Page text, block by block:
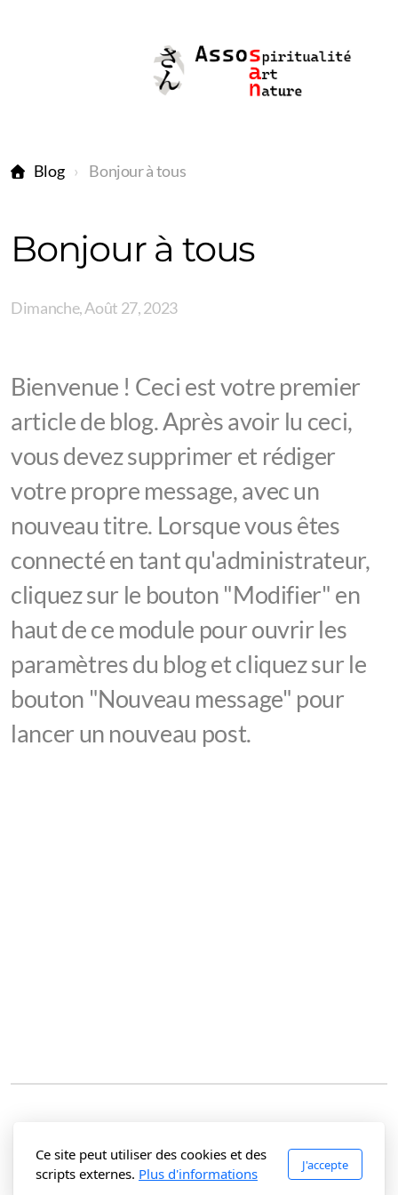
Blog Bonjour à tous
Bonjour à tous
Dimanche, Août 27, 2023
Bienvenue ! Ceci est votre premier
article de blog. Après avoir lu ceci,
vous devez supprimer et rédiger
votre propre message, avec un
nouveau titre. Lorsque vous êtes
connecté en tant qu'administrateur,
cliquez sur le bouton "Modifier" en
haut de ce module pour ouvrir les
paramètres du blog et cliquez sur le
bouton "Nouveau message" pour
lancer un nouveau post.
Ce site peut utiliser des cookies et des
scripts externes. Plus d'informations
J'accepte